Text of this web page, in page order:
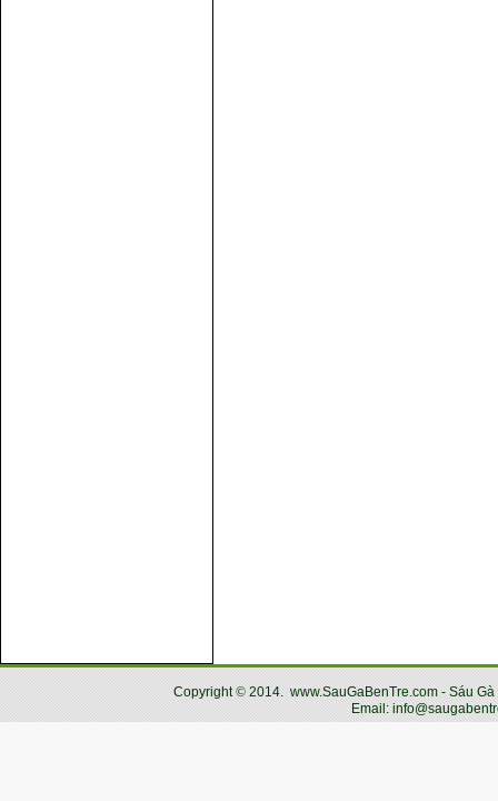
Copyright© 2014. www.SauGaBenTre.com - Sáu
Email: